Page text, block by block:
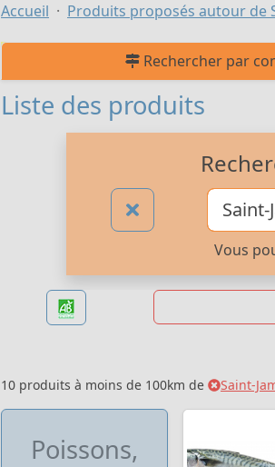
Accueil Produits proposés autour de
Rechercher par
Liste des produits
Vous
10 produits à moins de 100km de
Saint-
Poissons,